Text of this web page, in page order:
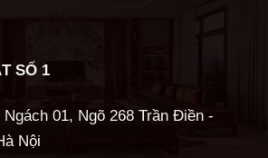
SỐ 1
Ngách 01, Ngõ 268 Trần Điền -
Nội